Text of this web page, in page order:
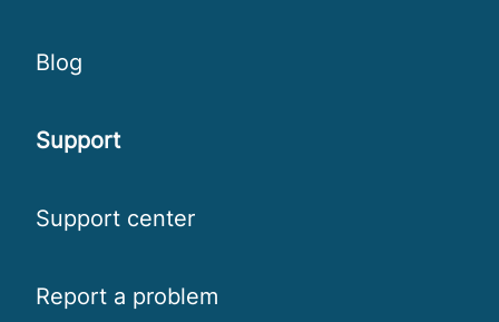
Blog
Support
Support center
Report a problem